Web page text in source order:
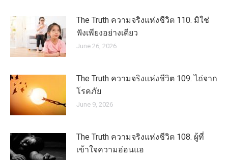
The Truth ความจริงแห่งชีวิต 110. มิใช่
ฟังเพียงอย่างเดียว
June 26, 2026
The Truth ความจริงแห่งชีวิต 109. ไถ่จาก
โรคภัย
June 9, 2026
The Truth ความจริงแห่งชีวิต 108. ผู้ที่
เข้าใจความอ่อนแอ